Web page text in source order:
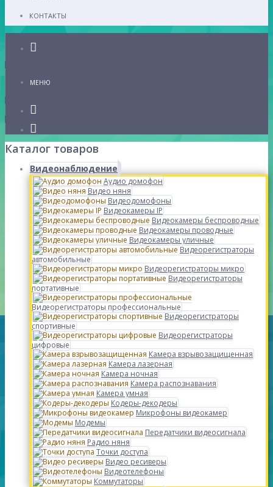
КОНТАКТЫ
МЕНЮ
Каталог товаров
Видеонаблюдение
Аудио домофон
Видео няня
Видеодомофоны
Видеокамеры IP
Видеокамеры беспроводные
Видеокамеры проводные
Видеокамеры уличные
Видеорегистраторы
автомобильные
Видеорегистраторы микро
Видеорегистраторы
портативные
Видеорегистраторы профессиональные
Видеорегистраторы
спортивные
Видеорегистраторы
цифровые
Камера взрывозащищенная
Камера лазерная
Камера ночная
Камера распознавания
Камера умная
Кодеры-декодеры
Микрофоны видеокамер
Модемы
Передатчики видеосигнала
Радио няня
Точки доступа
Видео ресиверы
Видеотелефоны
Коммутаторы